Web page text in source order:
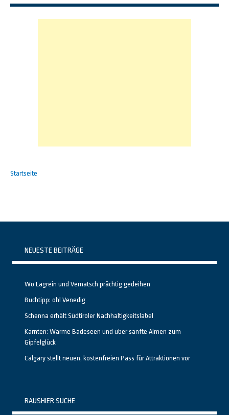
Startseite
NEUESTE BEITRÄGE
Wo Lagrein und Vernatsch prächtig gedeihen
Buchtipp: oh! Venedig
Schenna erhält Südtiroler Nachhaltigkeitslabel
Kärnten: Warme Badeseen und über sanfte Almen zum
Gipfelglück
Calgary stellt neuen, kostenfreien Pass für Attraktionen vor
RAUSHIER SUCHE